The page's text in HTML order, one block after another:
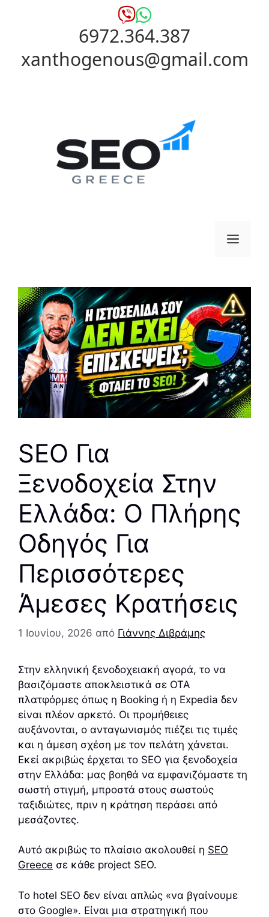
6972.364.387
xanthogenous@gmail.com
SEO Για
Ξενοδοχεία Στην
Ελλάδα: Ο Πλήρης
Οδηγός Για
Περισσότερες
Άμεσες Κρατήσεις
1 Ιουνίου, 2026 από Γιάννης Διβράμης
Στην ελληνική ξενοδοχειακή αγορά, το να
βασιζόμαστε αποκλειστικά σε OTA
πλατφόρμες όπως η Booking ή η Expedia δεν
είναι πλέον αρκετό. Οι προμήθειες
αυξάνονται, ο ανταγωνισμός πιέζει τις τιμές
και η άμεση σχέση με τον πελάτη χάνεται.
Εκεί ακριβώς έρχεται το SEO για ξενοδοχεία
στην Ελλάδα: μας βοηθά να εμφανιζόμαστε τη
σωστή στιγμή, μπροστά στους σωστούς
ταξιδιώτες, πριν η κράτηση περάσει από
μεσάζοντες.
Αυτό ακριβώς το πλαίσιο ακολουθεί η SEO
Greece σε κάθε project SEO.
Το hotel SEO δεν είναι απλώς «να βγαίνουμε
στο Google». Είναι μια στρατηγική που